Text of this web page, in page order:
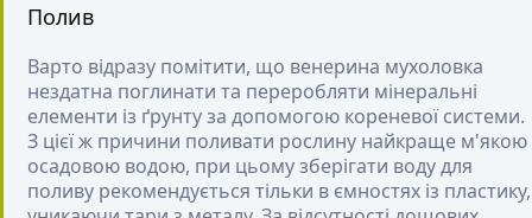
Полив
Варто відразу помітити, що венерина мухоловка
нездатна поглинати та переробляти мінеральні
елементи із ґрунту за допомогою кореневої системи.
З цієї ж причини поливати рослину найкраще м'якою
осадовою водою, при цьому зберігати воду для
поливу рекомендується тільки в ємностях із пластику,